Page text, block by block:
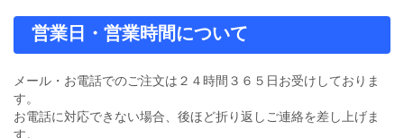
営業日・営業時間について
メール・お電話でのご注文は２４時間３６５日お受けしておりま
す。
お電話に対応できない場合、後ほど折り返しご連絡を差し上げま
す。